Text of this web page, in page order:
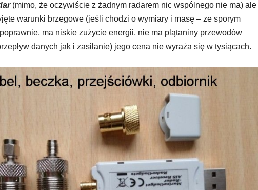
(mimo, że oczywiście z żadnym radarem nic wspólnego nie ma) ale
warunki brzegowe (jeśli chodzi o wymiary i masę – ze sporym
ma niskie zużycie energii, nie ma plątaniny przewodów
danych jak i zasilanie) jego cena nie wyraża się w tysiącach.